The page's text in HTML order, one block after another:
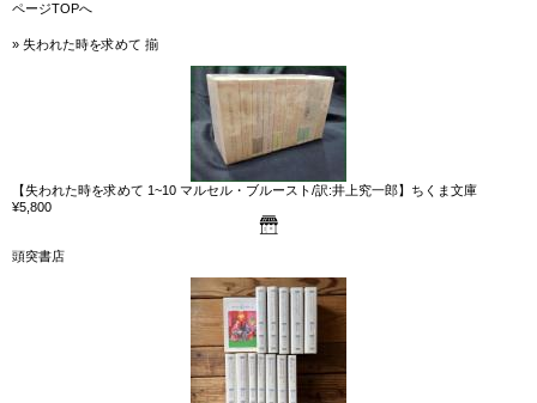
ページTOPへ
» 失われた時を求めて 揃
【失われた時を求めて 1~10 マルセル・ブルースト/訳:井上究一郎】ちくま文庫
¥5,800
頭突書店